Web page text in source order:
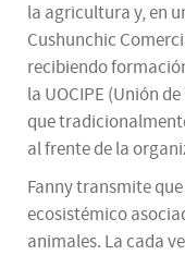
la agricultura y, en
Cushunchic
recibiendo
la UOCIPE (Unión
que
al frente de la
Fanny transmite
ecosistémico
animales. La cada